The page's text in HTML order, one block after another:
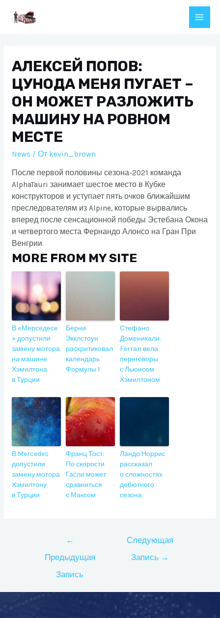
Main
АЛЕКСЕЙ ПОПОВ:
ЦУНОДА МЕНЯ ПУГАЕТ –
ОН МОЖЕТ РАЗЛОЖИТЬ
МАШИНУ НА РОВНОМ
МЕСТЕ
News / От kevin_brown
После первой половины сезона-2021 команда
AlphaTauri занимает шестое место в Кубке
конструкторов и уступает пять очков ближайшим
преследователям из Alpine, которые вырвались
вперед после сенсационной победы Эстебана Окона
и четвертого места Фернандо Алонсо на Гран При
Венгрии.
MORE FROM MY SITE
В «Мерседесе
» допустили
замену мотора
на машине
Хэмилтона
в Турции
Берни
Экклстоун
раскритиковал
календарь
Формулы 1
Стефано
Доменикали:
Ferrari вела
переговоры
с Льюисом
Хэмилтоном
В Mercedes
допустили
замену мотора
Хэмилтону
в Турции
Франц Тост:
По скорости
Гасли может
сравниться
с Максом
Ландо Норрис
рассказал
о сложностях
дебютного
сезона
записям
←
Предыдущая
Запись
Следующая
Запись →